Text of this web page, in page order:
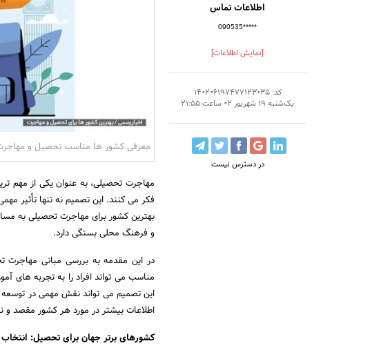
اطلاعات تماس
090535*****
[نمایش اطلاعات]
کد: 140206197477123035
یک‌شنبه 19 شهریور 02 ساعت 21:55
در دسترس نیست
معرفی کشور ها مناسب تحصیل و
مهاجرت تحصیلی، به عنوان یکی از مهم
فکر می کنند. این تصمیم نه تنها تأثیر
بهترین کشور برای مهاجرت تحصیلی به
و فرهنگ محلی بستگی دارد.
در این مقدمه به بررسی مبانی
مناسب می تواند افراد را به تجربه
این تصمیم می تواند نقش مهمی در توسعه
اطلاعات بیشتر در مورد هر کشور مقصد و
کشورهای برتر جهان برای تحصیل: